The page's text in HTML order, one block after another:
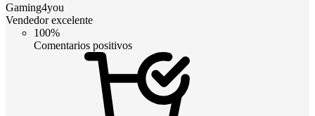
Gaming4you
Vendedor excelente
100%
Comentarios positivos